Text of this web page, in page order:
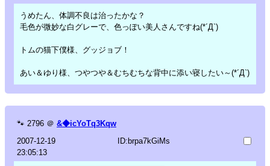
うめたん、体調不良は治ったかな？
毛色が微妙な白グレーで、色っぽい美人さんですね(*´Д`)
トムの猫下僕様、グッジョブ！
あい＆ゆり様、つやつや＆むちむちな背中に添い寝したい～(*´Д`)
🐾 2796 ＠ &◆icYoTq3Kqw
2007-12-19
23:05:13
ID:brpa7kGiMs